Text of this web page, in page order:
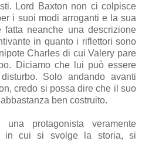
Lord Baxton non ci colpisce
i suoi modi arroganti e la sua
neanche una descrizione
in quanto i riflettori sono
Charles di cui Valery pare
Diciamo che lui può essere
Solo andando avanti
credo si possa dire che il suo
ben costruito.
protagonista veramente
in cui si svolge la storia, si